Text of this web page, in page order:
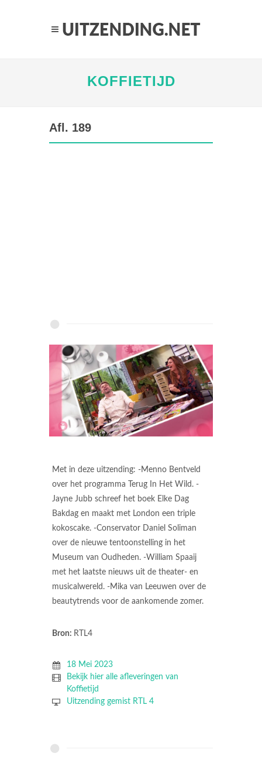
KOFFIETIJD
Afl. 189
Met in deze uitzending: -Menno Bentveld
over het programma Terug In Het Wild. -
Jayne Jubb schreef het boek Elke Dag
Bakdag en maakt met London een triple
kokoscake. -Conservator Daniel Soliman
over de nieuwe tentoonstelling in het
Museum van Oudheden. -William Spaaij
met het laatste nieuws uit de theater- en
musicalwereld. -Mika van Leeuwen over de
beautytrends voor de aankomende zomer.
Bron: RTL4
18 Mei 2023
Bekijk hier alle afleveringen van
Koffietijd
Uitzending gemist RTL 4